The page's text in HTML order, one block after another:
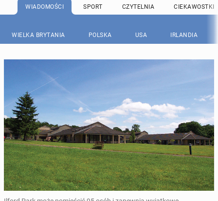
WIADOMOŚCI SPORT CZYTELNIA CIEKAWOSTKI
WIELKA BRYTANIA POLSKA USA IRLANDIA